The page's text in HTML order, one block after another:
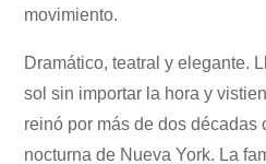
movimiento.
Dramático, teatral y elegante.
sol sin importar la hora y
reinó por más de dos décadas
nocturna de Nueva York. La